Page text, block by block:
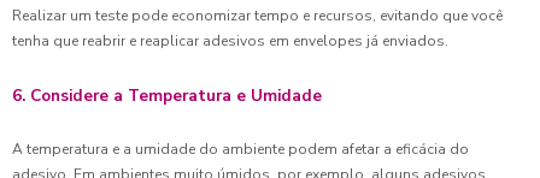
Realizar um teste pode economizar tempo e recursos, evitando que você
tenha que reabrir e reaplicar adesivos em envelopes já enviados.
6. Considere a Temperatura e Umidade
A temperatura e a umidade do ambiente podem afetar a eficácia do